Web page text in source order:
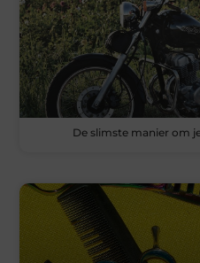
De slimste manier om